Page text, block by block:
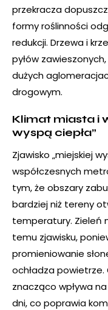
przekracza
formy roślinności
redukcji. Drzewa i
pyłów
dużych
drogowym.
Klimat miasta i
wyspą ciepła”
Zjawisko „miejskiej
współczesnych
tym, że obszary
bardziej niż tereny
temperatury. Zieleń
temu zjawisku,
promieniowanie
ochładza
znacząco wpływa
dni, co poprawia